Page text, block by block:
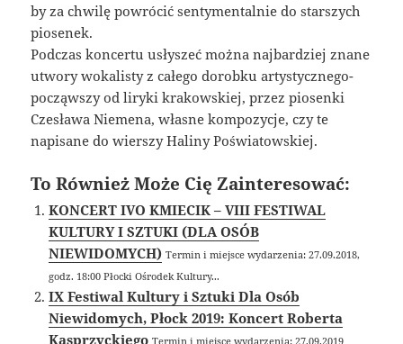
by za chwilę powrócić sentymentalnie do starszych
piosenek.
Podczas koncertu usłyszeć można najbardziej znane
utwory wokalisty z całego dorobku artystycznego-
począwszy od liryki krakowskiej, przez piosenki
Czesława Niemena, własne kompozycje, czy te
napisane do wierszy Haliny Poświatowskiej.
To Również Może Cię Zainteresować:
KONCERT IVO KMIECIK – VIII FESTIWAL
KULTURY I SZTUKI (DLA OSÓB
NIEWIDOMYCH) Termin i miejsce wydarzenia: 27.09.2018,
godz. 18:00 Płocki Ośrodek Kultury...
IX Festiwal Kultury i Sztuki Dla Osób
Niewidomych, Płock 2019: Koncert Roberta
Kasprzyckiego Termin i miejsce wydarzenia: 27.09.2019